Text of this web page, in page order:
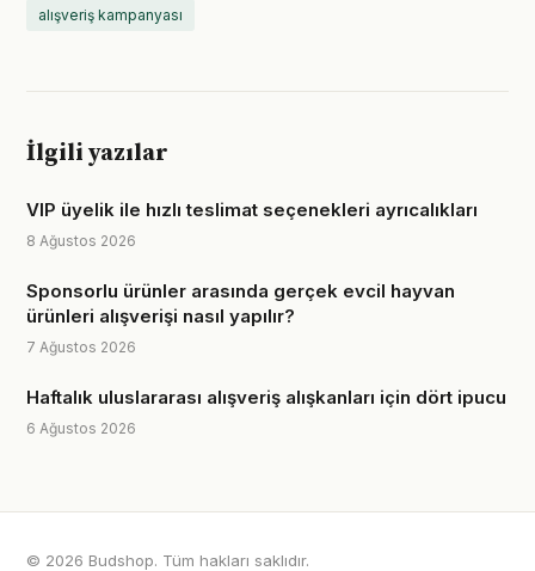
alışveriş kampanyası
İlgili yazılar
VIP üyelik ile hızlı teslimat seçenekleri ayrıcalıkları
8 Ağustos 2026
Sponsorlu ürünler arasında gerçek evcil hayvan
ürünleri alışverişi nasıl yapılır?
7 Ağustos 2026
Haftalık uluslararası alışveriş alışkanları için dört ipucu
6 Ağustos 2026
© 2026 Budshop. Tüm hakları saklıdır.